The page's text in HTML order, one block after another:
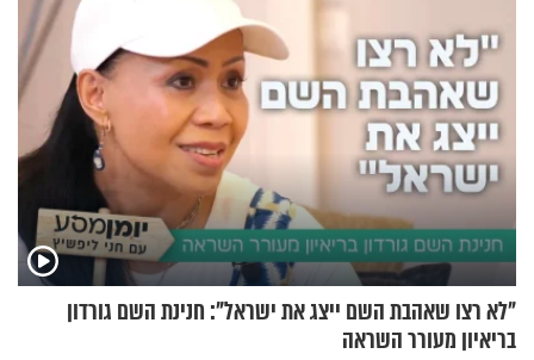
"לא רצו שאהבת השם ייצג את ישראל": חנינת השם גורדון
בריאיון מעורר השראה